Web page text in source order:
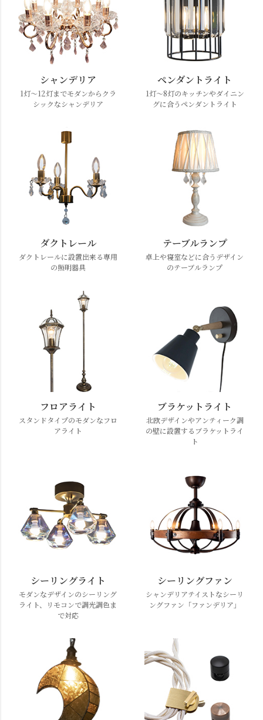
シャンデリア
1灯～12灯までモダンからクラ
シックなシャンデリア
ペンダントライト
1灯～8灯のキッチンやダイニン
グに合うペンダントライト
ダクトレール
ダクトレールに設置出来る専用
の照明器具
テーブルランプ
卓上や寝室などに合うデザイン
のテーブルランプ
フロアライト
スタンドタイプのモダンなフロ
アライト
ブラケットライト
北欧デザインやアンティーク調
の壁に設置するブラケットライ
ト
シーリングライト
モダンなデザインのシーリング
ライト、リモコンで調光調色ま
で対応
シーリングファン
シャンデリアテイストなシーリ
ングファン「ファンデリア」